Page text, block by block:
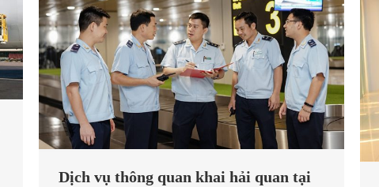
Dịch vụ thông quan khai hải quan tại